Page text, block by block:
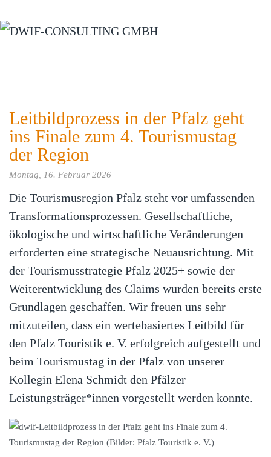
Zum Hauptinhalt springen
Leitbildprozess in der Pfalz geht
ins Finale zum 4. Tourismustag
der Region
Montag, 16. Februar 2026
Die Tourismusregion Pfalz steht vor umfassenden
Transformationsprozessen. Gesellschaftliche,
ökologische und wirtschaftliche Veränderungen
erforderten eine strategische Neuausrichtung. Mit
der Tourismusstrategie Pfalz 2025+ sowie der
Weiterentwicklung des Claims wurden bereits erste
Grundlagen geschaffen. Wir freuen uns sehr
mitzuteilen, dass ein wertebasiertes Leitbild für
den Pfalz Touristik e. V. erfolgreich aufgestellt und
beim Tourismustag in der Pfalz von unserer
Kollegin Elena Schmidt den Pfälzer
Leistungsträger*innen vorgestellt werden konnte.